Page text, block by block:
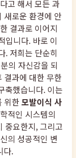
고 해서 모든 과
새로운 환경에 안
결과로 이어지
입니다. 바로 이
. 저희는 단순히
의 자신감을 되
결과에 대한 무한
축했습니다. 이는
위한모발이식 사
적인 시스템의
중요한지, 그리고
의 성공적인 변
다.